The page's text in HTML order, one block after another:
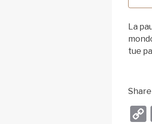
La
tue